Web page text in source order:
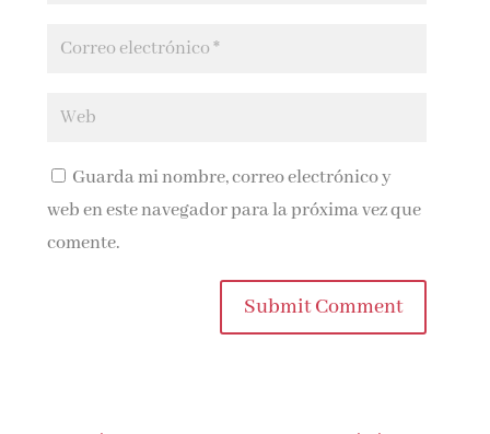
Guarda mi nombre, correo electrónico y
web en este navegador para la próxima vez que
comente.
Submit Comment